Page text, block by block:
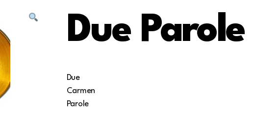
Due Parole
Due
Carmen
Parole